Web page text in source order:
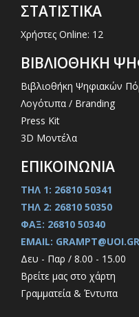
ΣΤΑΤΙΣΤΙΚΑ
Χρήστες Online: 12
ΒΙΒΛΙΟΘΗΚΗ
Βιβλιοθήκη Ψηφιακών
Λογότυπα / Branding
Press Kit
3D Μοντέλα
ΕΠΙΚΟΙΝΩΝΙΑ
ΤΗΛ 1: 26810 50341
ΤΗΛ 2: 26810 50350
ΦΑΞ: 26810 50340
EMAIL: GRAMPT@UOI.GR
Δευ - Παρ / 8.00 - 15.00
Βρείτε μας στο χάρτη
Γραμματεία & Έντυπα